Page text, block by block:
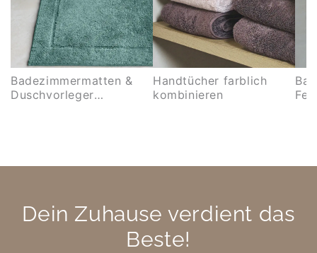
Badezimmermatten &
Duschvorleger
Handtücher farblich
kombinieren
Dein Zuhause verdient das
Beste!